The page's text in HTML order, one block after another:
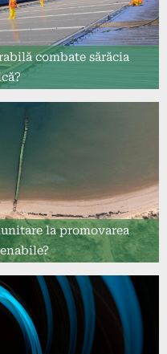
combate sărăcia
la promovarea